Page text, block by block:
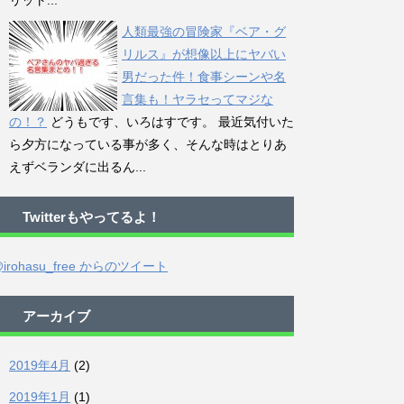
人類最強の冒険家『ベア・グ
リルス』が想像以上にヤバい
男だった件！食事シーンや名
言集も！ヤラセってマジな
の！？ どうもです、いろはすです。 最近気付いた
ら夕方になっている事が多く、そんな時はとりあ
えずベランダに出るん...
Twitterもやってるよ！
からのツイート
アーカイブ
2019年4月 (2)
2019年1月 (1)